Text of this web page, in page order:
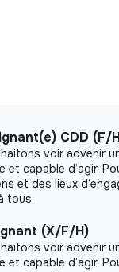
avec l’équipe
en lien avec
matériel
des actions
CDD (F/
voir advenir
et capable d’agir.
et des lieux
tous.
(X/F/H)
voir advenir
et capable d’agir.